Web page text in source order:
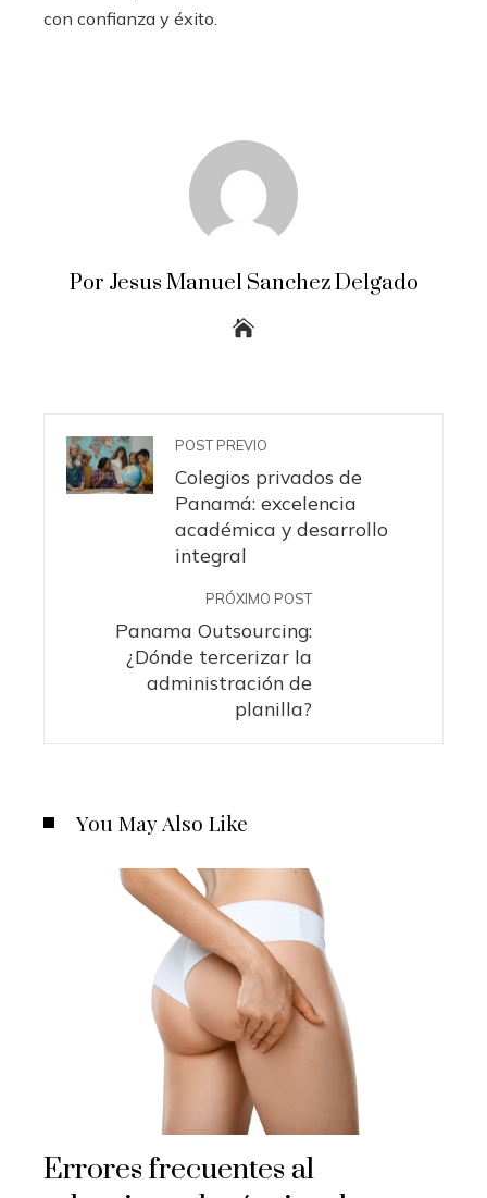
con confianza y éxito.
Por Jesus Manuel Sanchez Delgado
POST PREVIO
Colegios privados de
Panamá: excelencia
académica y desarrollo
integral
PRÓXIMO POST
Panama Outsourcing:
¿Dónde tercerizar la
administración de
planilla?
You May Also Like
Errores frecuentes al